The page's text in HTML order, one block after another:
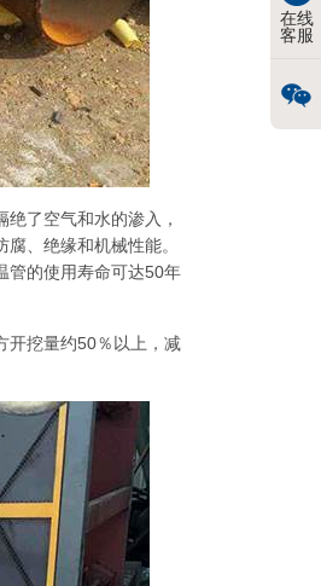
了空气和水的渗入，
、绝缘和机械性能。
管的使用寿命可达50年
开挖量约50％以上，减
在线
客服